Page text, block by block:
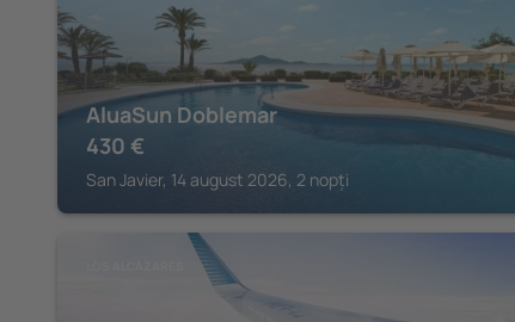
AluaSun Doblemar
430 €
San Javier, 14 august 2026, 2 nopți